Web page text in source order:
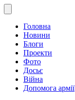
Головна
Новини
Блоги
Проекти
Фото
Досьє
Війна
Допомога армії